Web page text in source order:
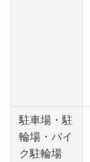
駐車場・駐
輪場・バイ
ク駐輪場